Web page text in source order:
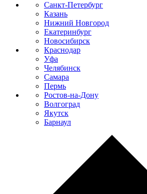
Санкт-Петербург
Казань
Нижний Новгород
Екатеринбург
Новосибирск
Краснодар
Уфа
Челябинск
Самара
Пермь
Ростов-на-Дону
Волгоград
Якутск
Барнаул